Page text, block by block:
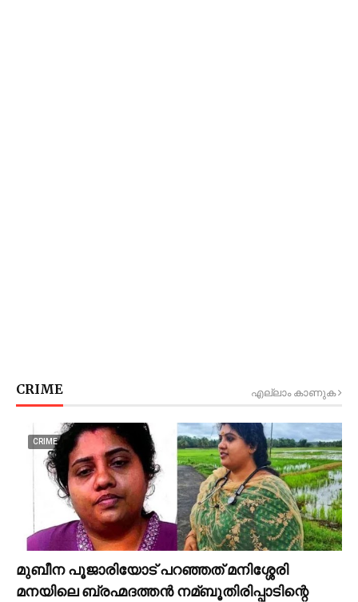
CRIME എല്ലാം കാണുക
CRIME
മുബീന പൂജാരിയോട് പറഞ്ഞത് മനിശ്ശേരി
മനയിലെ ബ്രഹ്മദത്തൻ നമ്ബൂതിരിപ്പാടിന്റെ